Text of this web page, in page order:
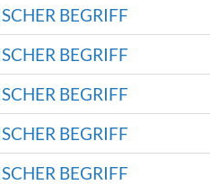
BEGRIFF
BEGRIFF
BEGRIFF
BEGRIFF
BEGRIFF